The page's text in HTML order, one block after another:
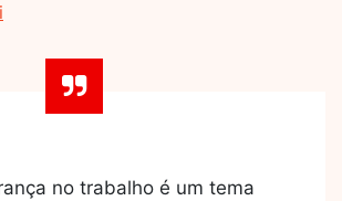
no trabalho é um tema